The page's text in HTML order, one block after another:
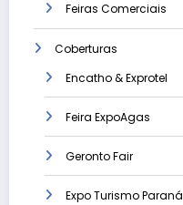
Feiras Comerciais
Coberturas
Encatho & Exprotel
Feira ExpoAgas
Geronto Fair
Expo Turismo Paraná